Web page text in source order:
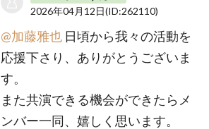
2026年04月12日(ID:262110)
@加藤雅也 日頃から我々の活動を
応援下さり、ありがとうございま
す。
また共演できる機会ができたらメ
ンバー一同、嬉しく思います。